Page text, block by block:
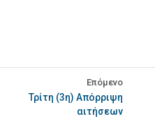
Επόμενο
Τρίτη (3η) Απόρριψη
αιτήσεων